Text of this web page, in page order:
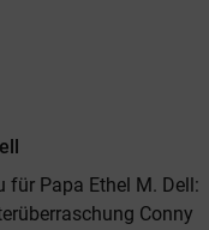
für Papa Ethel M. Dell:
Conny